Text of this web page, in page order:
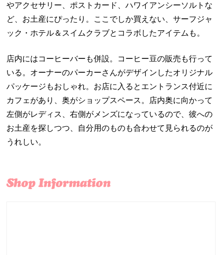
やアクセサリー、ポストカード、ハワイアンシーソルトな
ど、お土産にぴったり。ここでしか買えない、サーフジャ
ック・ホテル＆スイムクラブとコラボしたアイテムも。
店内にはコーヒーバーも併設。コーヒー豆の販売も行って
いる。オーナーのパーカーさんがデザインしたオリジナル
パッケージもおしゃれ。お店に入るとエントランス付近に
カフェがあり、奥がショップスペース。店内奥に向かって
左側がレディス、右側がメンズになっているので、彼への
お土産を探しつつ、自分用のものも合わせて見られるのが
うれしい。